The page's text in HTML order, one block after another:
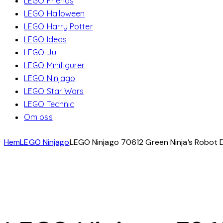
LEGO Halloween
LEGO Harry Potter
LEGO Ideas
LEGO Jul
LEGO Minifigurer
LEGO Ninjago
LEGO Star Wars
LEGO Technic
Om oss
HemLEGO NinjagoLEGO Ninjago 70612 Green Ninja’s Robot